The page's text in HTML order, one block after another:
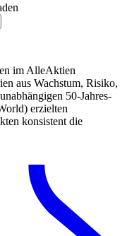
im AlleAktien
aus Wachstum, Risiko,
50-Jahres-
erzielten
konsistent die